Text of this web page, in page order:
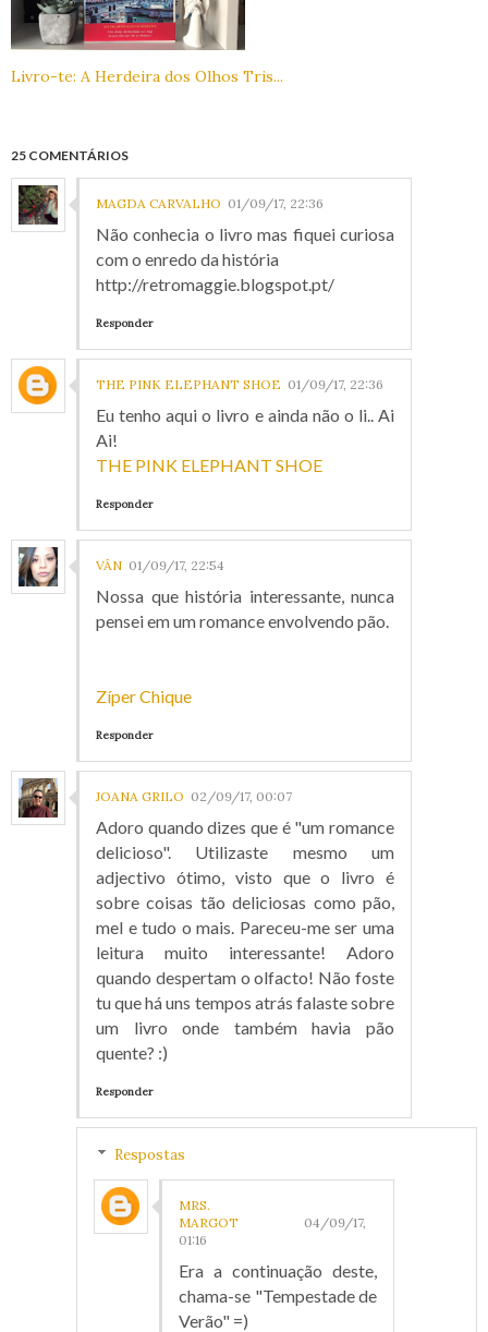
Livro-te: A Herdeira dos Olhos Tris...
25 COMENTÁRIOS
MAGDA CARVALHO 01/09/17, 22:36
Não conhecia o livro mas fiquei curiosa
com o enredo da história
http://retromaggie.blogspot.pt/
Responder
THE PINK ELEPHANT SHOE 01/09/17, 22:36
Eu tenho aqui o livro e ainda não o li.. Ai
Ai!
THE PINK ELEPHANT SHOE
Responder
VÂN 01/09/17, 22:54
Nossa que história interessante, nunca
pensei em um romance envolvendo pão.
Zíper Chique
Responder
JOANA GRILO 02/09/17, 00:07
Adoro quando dizes que é "um romance
delicioso". Utilizaste mesmo um
adjectivo ótimo, visto que o livro é
sobre coisas tão deliciosas como pão,
mel e tudo o mais. Pareceu-me ser uma
leitura muito interessante! Adoro
quando despertam o olfacto! Não foste
tu que há uns tempos atrás falaste sobre
um livro onde também havia pão
quente? :)
Responder
Respostas
MRS.
MARGOT
04/09/17,
01:16
Era a continuação deste,
chama-se "Tempestade de
Verão" =)